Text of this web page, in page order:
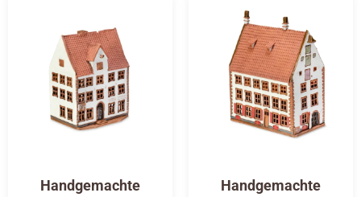
Handgemachte
Handgemachte